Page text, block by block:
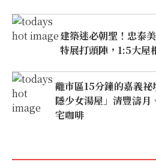
建築迷必朝聖！忠泰
特展打頭陣，1:5大屋
離市區15分鐘的嘉義
隱少女湯屋」清豐濤月
宅咖啡